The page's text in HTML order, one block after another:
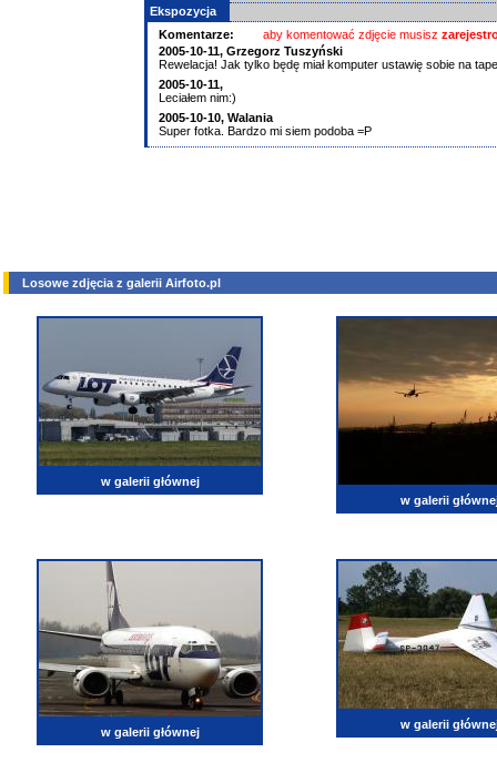
Ekspozycja
Komentarze:
aby komentować zdjęcie musisz
2005-10-11, Grzegorz Tuszyński
Rewelacja! Jak tylko będę miał komputer ustawię sobie na
2005-10-11,
Leciałem nim:)
2005-10-10, Walania
Super fotka. Bardzo mi siem podoba =P
Losowe zdjęcia z galerii Airfoto.pl
w galerii głównej
w galerii
w galerii głównej
w galerii